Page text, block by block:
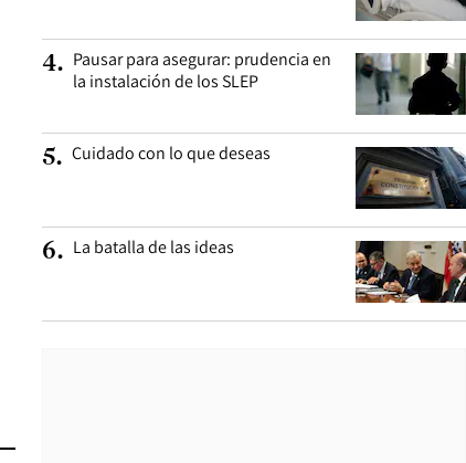
4. Pausar para asegurar: prudencia en
la instalación de los SLEP
5. Cuidado con lo que deseas
6. La batalla de las ideas